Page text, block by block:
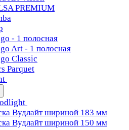
PREMIUM
- 1 полосная
Art - 1 полосная
Classiс
Parquet
Вудлайт шириной 183 мм
Вудлайт шириной 150 мм